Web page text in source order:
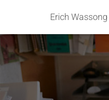
Erich Wassong